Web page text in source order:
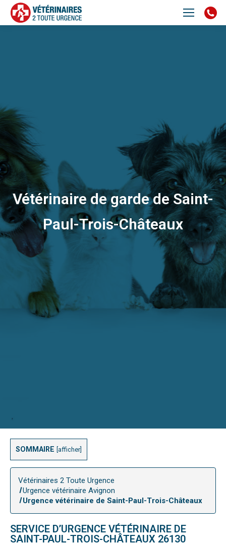
SOMMAIRE afficher
Vétérinaire de garde de Saint-
Paul-Trois-Châteaux
Vétérinaires 2 Toute Urgence
Urgence vétérinaire Avignon
Urgence vétérinaire de Saint-Paul-Trois-Châteaux
SERVICE D’URGENCE VÉTÉRINAIRE DE
SAINT-PAUL-TROIS-CHÂTEAUX 26130